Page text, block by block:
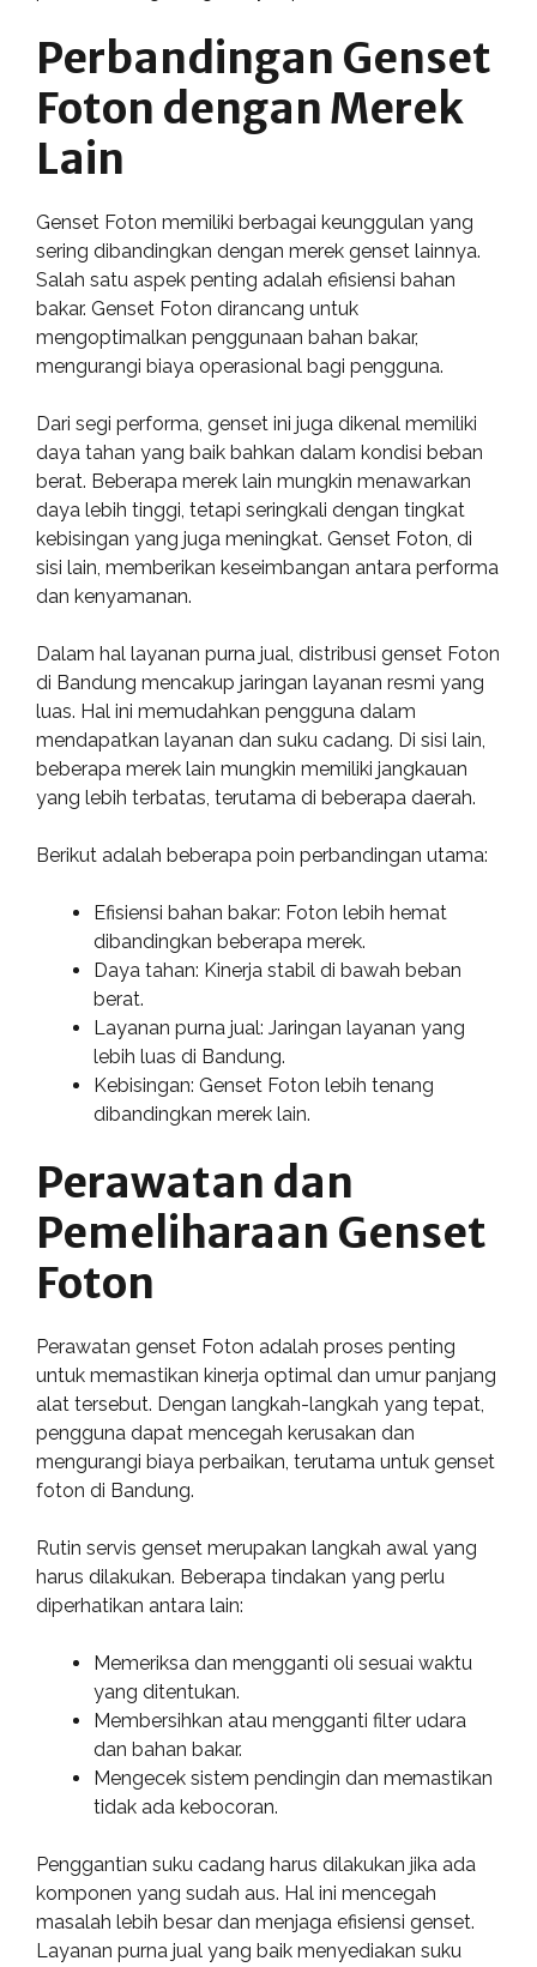
Perbandingan Genset
Foton dengan Merek
Lain
Genset Foton memiliki berbagai keunggulan yang
sering dibandingkan dengan merek genset lainnya.
Salah satu aspek penting adalah efisiensi bahan
bakar. Genset Foton dirancang untuk
mengoptimalkan penggunaan bahan bakar,
mengurangi biaya operasional bagi pengguna.
Dari segi performa, genset ini juga dikenal memiliki
daya tahan yang baik bahkan dalam kondisi beban
berat. Beberapa merek lain mungkin menawarkan
daya lebih tinggi, tetapi seringkali dengan tingkat
kebisingan yang juga meningkat. Genset Foton, di
sisi lain, memberikan keseimbangan antara performa
dan kenyamanan.
Dalam hal layanan purna jual, distribusi genset Foton
di Bandung mencakup jaringan layanan resmi yang
luas. Hal ini memudahkan pengguna dalam
mendapatkan layanan dan suku cadang. Di sisi lain,
beberapa merek lain mungkin memiliki jangkauan
yang lebih terbatas, terutama di beberapa daerah.
Berikut adalah beberapa poin perbandingan utama:
Efisiensi bahan bakar: Foton lebih hemat
dibandingkan beberapa merek.
Daya tahan: Kinerja stabil di bawah beban
berat.
Layanan purna jual: Jaringan layanan yang
lebih luas di Bandung.
Kebisingan: Genset Foton lebih tenang
dibandingkan merek lain.
Perawatan dan
Pemeliharaan Genset
Foton
Perawatan genset Foton adalah proses penting
untuk memastikan kinerja optimal dan umur panjang
alat tersebut. Dengan langkah-langkah yang tepat,
pengguna dapat mencegah kerusakan dan
mengurangi biaya perbaikan, terutama untuk genset
foton di Bandung.
Rutin servis genset merupakan langkah awal yang
harus dilakukan. Beberapa tindakan yang perlu
diperhatikan antara lain:
Memeriksa dan mengganti oli sesuai waktu
yang ditentukan.
Membersihkan atau mengganti filter udara
dan bahan bakar.
Mengecek sistem pendingin dan memastikan
tidak ada kebocoran.
Penggantian suku cadang harus dilakukan jika ada
komponen yang sudah aus. Hal ini mencegah
masalah lebih besar dan menjaga efisiensi genset.
Layanan purna jual yang baik menyediakan suku